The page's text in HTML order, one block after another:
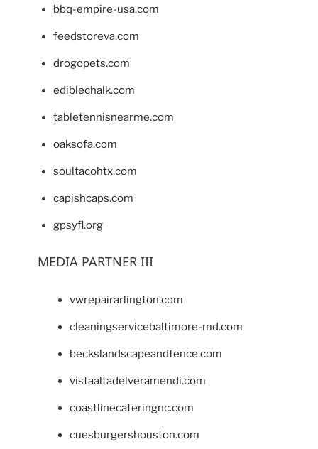
bbq-empire-usa.com
feedstoreva.com
drogopets.com
ediblechalk.com
tabletennisnearme.com
oaksofa.com
soultacohtx.com
capishcaps.com
gpsyfl.org
MEDIA PARTNER III
vwrepairarlington.com
cleaningservicebaltimore-md.com
beckslandscapeandfence.com
vistaaltadelveramendi.com
coastlinecateringnc.com
cuesburgershouston.com